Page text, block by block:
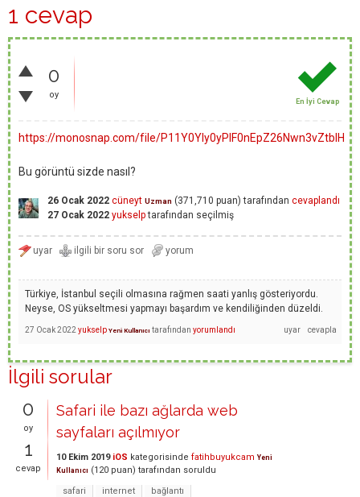
1 cevap
0
oy
En İyi Cevap
https://monosnap.com/file/P11Y0YIy0yPlF0nEpZ26Nwn3vZtbIH
Bu görüntü sizde nasıl?
26 Ocak 2022 cüneyt Uzman (371,710 puan) tarafından cevaplandı
27 Ocak 2022 yukselptarafından seçilmiş
Türkiye, İstanbul seçili olmasına rağmen saati yanlış gösteriyordu.
Neyse, OS yükseltmesi yapmayı başardım ve kendiliğinden düzeldi.
27 Ocak 2022 yukselp Yeni Kullanıcı tarafından yorumlandı
İlgili sorular
0
oy
1
cevap
Safari ile bazı ağlarda web
sayfaları açılmıyor
10 Ekim 2019 iOS kategorisinde fatihbuyukcam Yeni
Kullanıcı (120 puan) tarafından soruldu
safari
internet bağlantı